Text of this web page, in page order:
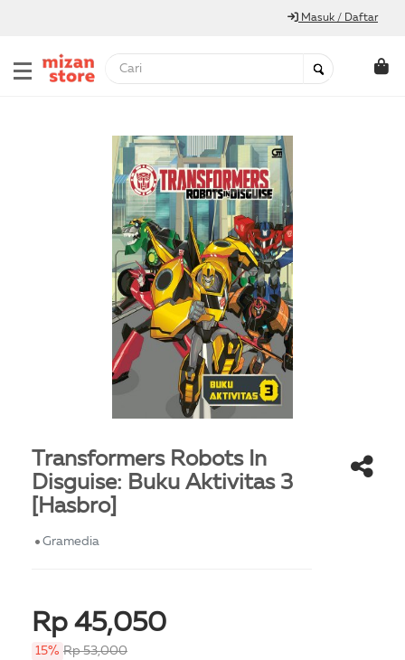
Masuk / Daftar
Transformers Robots In
Disguise: Buku Aktivitas 3
[Hasbro]
Gramedia
Rp 45,050
15% Rp 53,000